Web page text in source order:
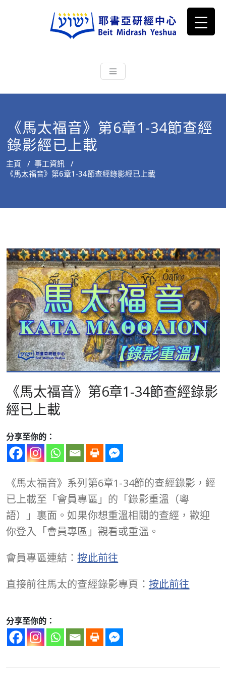
耶書亞研經中心
根源明白聖經，成為更好的門徒
《馬太福音》第6章1-34節查經
錄影經已上載
主頁 / 事工資訊 /
《馬太福音》第6章1-34節查經錄影經已上載
《馬太福音》第6章1-34節查經錄影
經已上載
分享至你的：
《馬太福音》系列第6章1-34節的查經錄影，經
已上載至「會員專區」的「錄影重溫（粵
語）」裏面。如果你想重溫相關的查經，歡迎
你登入「會員專區」觀看或重溫。
會員專區連結：按此前往
直接前往馬太的查經錄影專頁： 按此前往
分享至你的：